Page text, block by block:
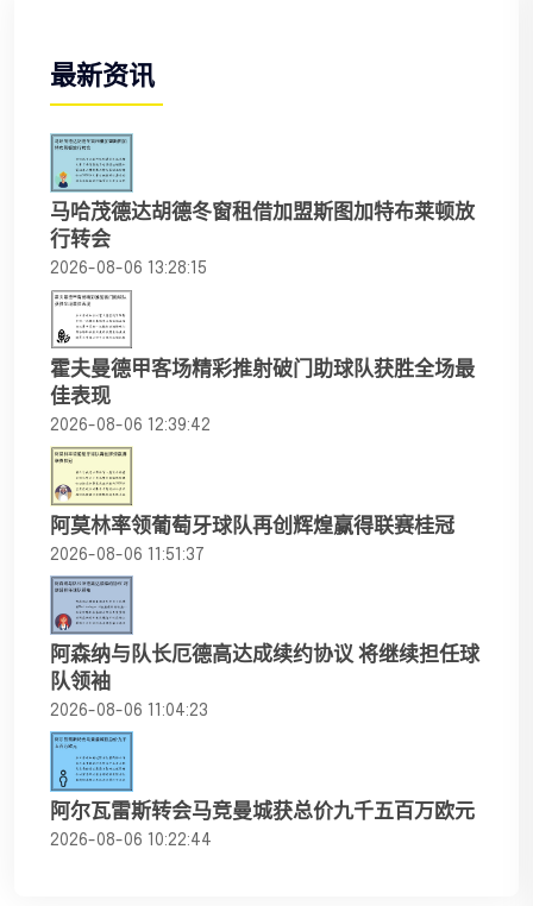
最新资讯
马哈茂德达胡德冬窗租借加盟斯图加特布莱顿放
行转会
2026-08-06 13:28:15
霍夫曼德甲客场精彩推射破门助球队获胜全场最
佳表现
2026-08-06 12:39:42
阿莫林率领葡萄牙球队再创辉煌赢得联赛桂冠
2026-08-06 11:51:37
阿森纳与队长厄德高达成续约协议 将继续担任球
队领袖
2026-08-06 11:04:23
阿尔瓦雷斯转会马竞曼城获总价九千五百万欧元
2026-08-06 10:22:44